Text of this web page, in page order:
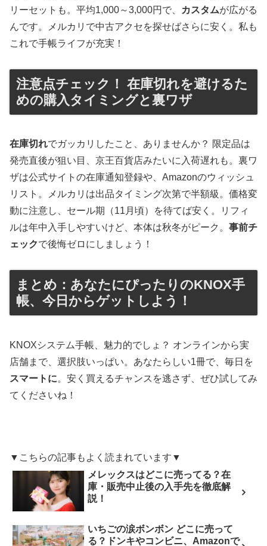
リーセットも。平均1,000～3,000円で、
カスタムが広がる
んです。メルカリで中古アクセを探せばさらに安く。私も
これで手帳ライフが充実！
注意点チェック！ 在庫切れを避けるた
めの購入タイミングと裏ワザ
在庫切れでガッカリしたこと、ありませんか？ 限定品は
発売直後が狙い目、京王百貨店みたいに入荷遅れも。裏ワ
ザは公式サイトの在庫通知登録や、Amazonのウィッシュ
リスト。メルカリは出品タイミング次第で半額級。価格変
動に注意し、セール期（11月頃）を待てば安く。リフィ
ルは年中入手しやすいけど、本体は秋冬がピーク。 事前チ
ェックで後悔ゼロにしましょう！
まとめ：あなたにぴったりのKNOX手
帳、今日からゲットしよう！
KNOXシステム手帳、魅力的でしょ？ オンラインから実
店舗まで、選択肢いっぱい。あなたらしい1冊で、毎日を
スマートに。安く買えるチャンスを逃さず、ぜひ試してみ
てくださいね！
▼こちらの記事もよく読まれています▼
メレックスはどこに売ってる？在
庫・販売中止後の入手先を徹底解
説！
いちごの涙ボンボン どこに売って
る？ドンキやコンビニ、Amazonで